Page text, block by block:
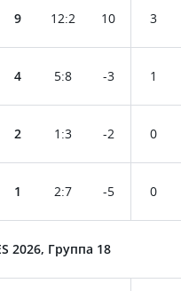
9 12:2 10 3
4 5:8 -3 1
2 1 :3 -2 0
1 2:7 -5 0
2026, Группа 18